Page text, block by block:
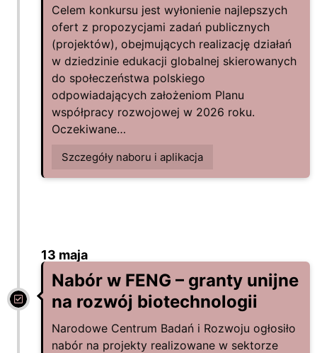
Celem konkursu jest wyłonienie najlepszych
ofert z propozycjami zadań publicznych
(projektów), obejmujących realizację działań
w dziedzinie edukacji globalnej skierowanych
do społeczeństwa polskiego
odpowiadających założeniom Planu
współpracy rozwojowej w 2026 roku.
Oczekiwane…
Szczegóły naboru i aplikacja
13 maja
Nabór w FENG – granty unijne
na rozwój biotechnologii
Narodowe Centrum Badań i Rozwoju ogłosiło
nabór na projekty realizowane w sektorze